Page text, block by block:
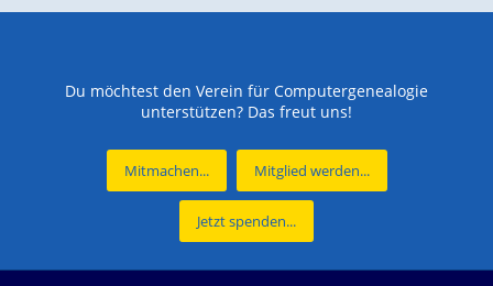
Du möchtest den Verein für Computergenealogie
unterstützen? Das freut uns!
Mitmachen... Mitglied werden...
Jetzt spenden...